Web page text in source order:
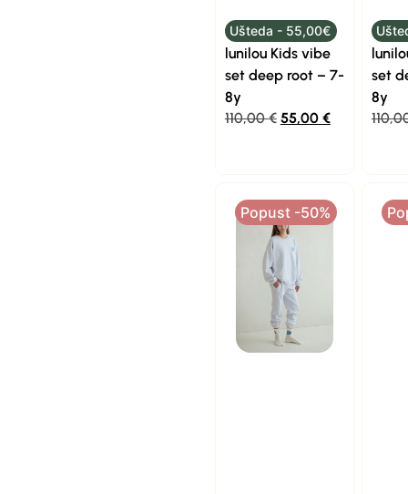
Ušteda - 55,00€
lunilou Kids vibe
set deep root – 7-
8y
110,00€ 55,00 €
set
8y
Popust -50%